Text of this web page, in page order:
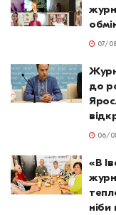
07/
до
06/
«В
ніби